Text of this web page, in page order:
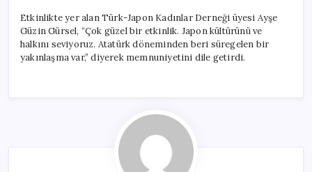
Etkinlikte yer alan Türk-Japon Kadınlar Derneği üyesi Ayşe
Güzin Gürsel, “Çok güzel bir etkinlik. Japon kültürünü ve
halkını seviyoruz. Atatürk döneminden beri süregelen bir
yakınlaşma var,” diyerek memnuniyetini dile getirdi.